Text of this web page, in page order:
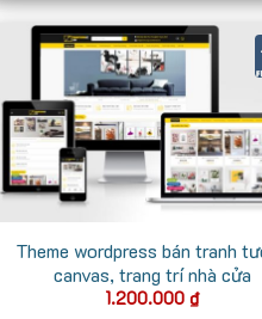
Theme wordpress bán tranh
canvas, trang trí nhà cửa
1.200.000 ₫